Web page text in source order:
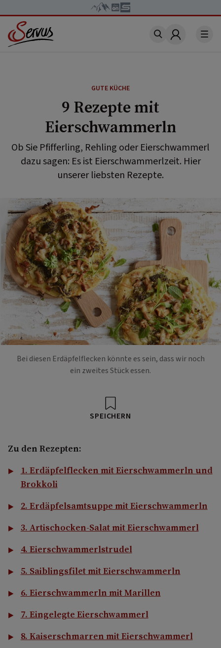
Account
GUTE KÜCHE
9 Rezepte mit
Eierschwammerln
Ob Sie Pfifferling, Rehling oder Eierschwammerl
dazu sagen: Es ist Eierschwammerlzeit. Hier
unserer liebsten Rezepte.
Foto: Stephanie Golser
Bei diesen Erdäpfelflecken könnte es sein, dass wir noch
ein zweites Stück essen.
SPEICHERN
Zu den Rezepten:
1. Erdäpfelflecken mit Eierschwammerln und
Brokkoli
2. Erdäpfelsamtsuppe mit Eierschwammerln
3. Artischocken-Salat mit Eierschwammerl
4. Eierschwammerlstrudel
5. Saiblingsfilet mit Eierschwammerln
6. Eierschwammerln mit Marillen
7. Eingelegte Eierschwammerl
8. Kaiserschmarren mit Eierschwammerl